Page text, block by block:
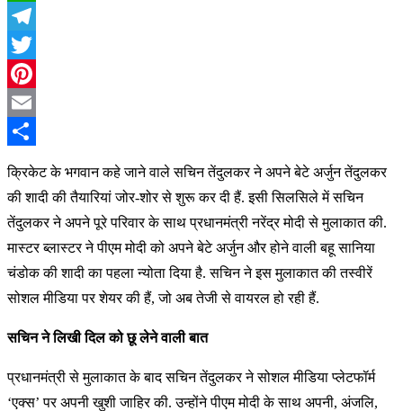
WhatsApp
Telegram
Twitter
Pinterest
Email
क्रिकेट के भगवान कहे जाने वाले सचिन तेंदुलकर ने अपने बेटे अर्जुन तेंदुलकर
की शादी की तैयारियां जोर-शोर से शुरू कर दी हैं. इसी सिलसिले में सचिन
तेंदुलकर ने अपने पूरे परिवार के साथ प्रधानमंत्री नरेंद्र मोदी से मुलाकात की.
मास्टर ब्लास्टर ने पीएम मोदी को अपने बेटे अर्जुन और होने वाली बहू सानिया
चंडोक की शादी का पहला न्योता दिया है. सचिन ने इस मुलाकात की तस्वीरें
सोशल मीडिया पर शेयर की हैं, जो अब तेजी से वायरल हो रही हैं.
सचिन ने लिखी दिल को छू लेने वाली बात
प्रधानमंत्री से मुलाकात के बाद सचिन तेंदुलकर ने सोशल मीडिया प्लेटफॉर्म
‘एक्स’ पर अपनी खुशी जाहिर की. उन्होंने पीएम मोदी के साथ अपनी, अंजलि,